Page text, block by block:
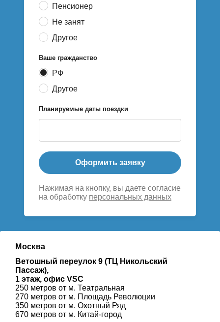
Пенсионер
Не занят
Другое
Ваше гражданство
РФ
Другое
Планируемые даты поездки
Оформить заявку
Нажимая на кнопку, вы даете согласие
на обработку персональных данных
Москва
Ветошный переулок 9 (ТЦ Никольский
Пассаж),
1 этаж, офис VSC
250 метров от м. Театральная
270 метров от м. Площадь Революции
350 метров от м. Охотный Ряд
670 метров от м. Китай-город